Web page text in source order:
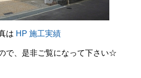
は HP 施工実績
で、是非ご覧になって下さい☆